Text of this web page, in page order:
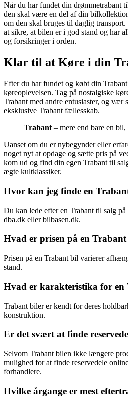
Når du har fundet din drømmetrabant
den skal være en del af din
om den skal bruges til daglig
at sikre, at bilen er i god stand og har
og forsikringer i orden.
Klar til at Køre i din
Efter du har fundet og købt din
køreoplevelsen. Tag på nostalgiske
Trabant med andre entusiaster, og vær
eksklusive Trabant fællesskab.
Trabant – mere end bare en
Uanset om du er nybegynder eller
noget nyt at opdage og sætte pris på
kom ud og find din egen Trabant til
ægte kultklassiker.
Hvor kan jeg finde en
Du kan lede efter en Trabant til salg
dba.dk eller bilbasen.dk.
Hvad er prisen på en
Prisen på en Trabant bil varierer
stand.
Hvad er karakteristika for en
Trabant biler er kendt for deres
konstruktion.
Er det svært at finde
Selvom Trabant bilen ikke længere
mulighed for at finde reservedele
forhandlere.
Hvilke årgange er mest